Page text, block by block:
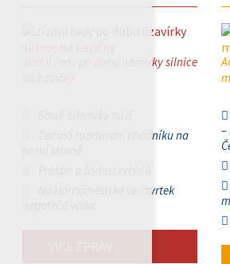
Jízdní řady po dobu uzavírky silnice
Začíná rozebírání chodníku na
Na Hornoměstské ve čtvrtek
–